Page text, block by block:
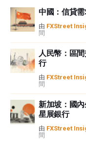
中國：信貸
由 FXStreet
間
人民幣：區
行
由 FXStreet
間
新加坡：國
星展銀行
由 FXStreet
間